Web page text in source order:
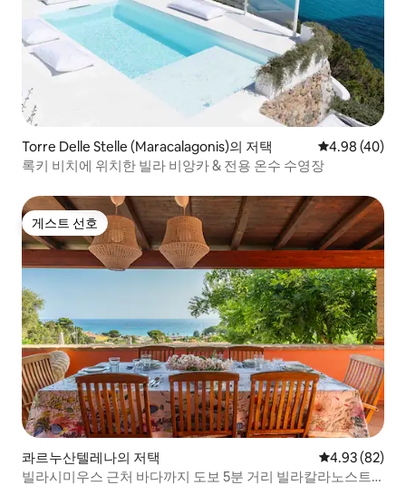
Torre Delle Stelle (Maracalagonis)의 저택 평점 4.98점(5
4.98 (40)
록키 비치에 위치한 빌라 비앙카 & 전용 온수 수영장
게스트 선호
게스트 선호
콰르누산텔레나의 저택 평점 4.93점(5
4.93 (82)
빌라시미우스 근처 바다까지 도보 5분 거리 빌라칼라노스트